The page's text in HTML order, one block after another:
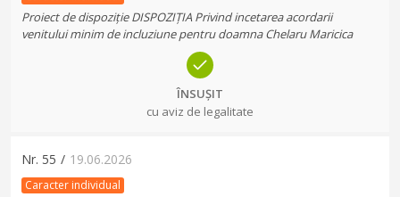
Proiect de dispoziție DISPOZIȚIA Privind incetarea acordarii
venitului minim de incluziune pentru doamna Chelaru Maricica
ÎNSUȘIT
cu aviz de legalitate
Nr. 55 / 19.06.2026
Caracter individual